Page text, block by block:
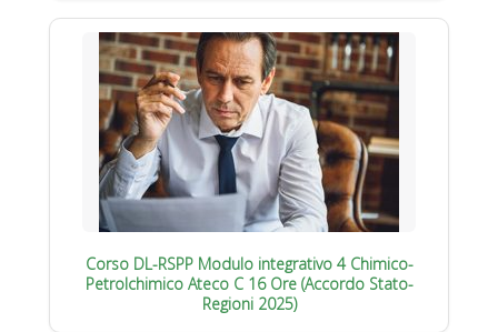
Corso DL-RSPP Modulo integrativo 4 Chimico-
Petrolchimico Ateco C 16 Ore (Accordo Stato-
Regioni 2025)